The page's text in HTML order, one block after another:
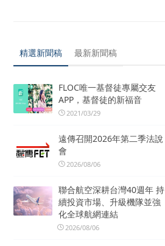
精選新聞稿 最新新聞稿
FLOC唯一基督徒專屬交友
APP，基督徒的新福音
2021/03/29
遠傳召開2026年第二季法說
會
2026/08/06
聯合航空深耕台灣40週年 持
續投資市場、升級機隊並強
化全球航網連結
2026/08/06